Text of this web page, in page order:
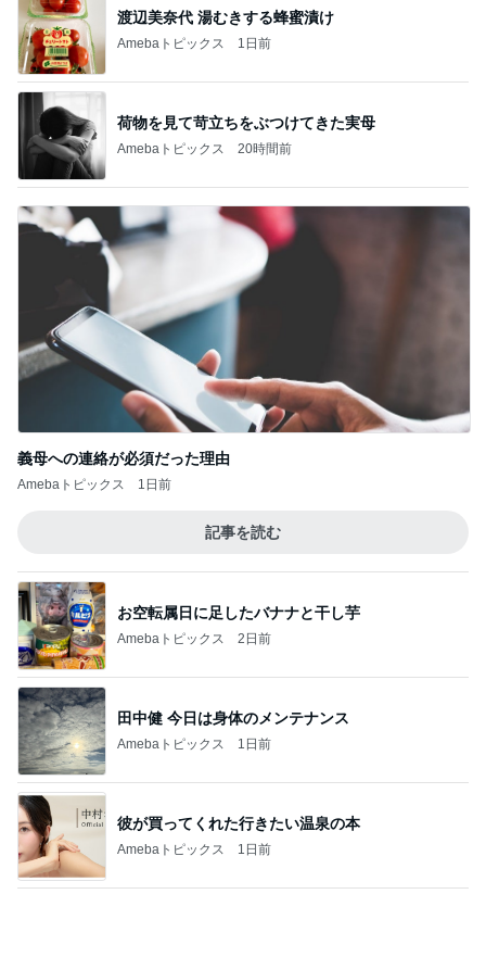
募集した日にアンケートが出た犬
Amebaトピックス 1日前
同じ種類のワンちゃん同士の散歩
Amebaトピックス 2日前
記事を読む
ミニチュアで再現した小さな店内
Amebaトピックス 1日前
たんぱく質不足の時の嬉しい味方
Amebaトピックス 16時間前
スノコを使って始めた快適な生活
Amebaトピックス 1日前